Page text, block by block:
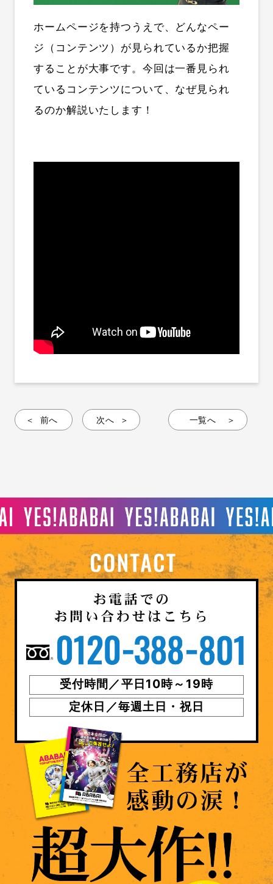
ホームページを持つうえで、どんなペー
ジ（コンテンツ）が見られているか把握
することが大事です。今回は一番見られ
ているコンテンツについて、なぜ見られ
るのか解説いたします！
一覧へ
前へ 次へ
受付時間／平日10時～19時
定休日／毎週土日・祝日